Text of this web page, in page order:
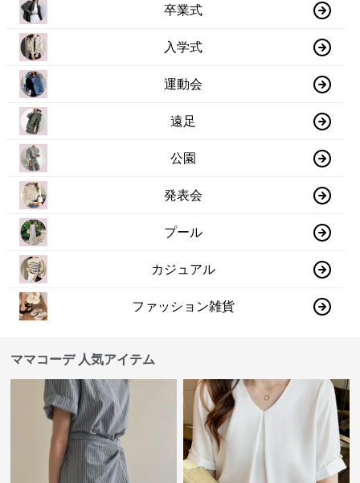
卒業式
入学式
運動会
遠足
公園
発表会
プール
カジュアル
ファッション雑貨
ママコーデ 人気アイテム